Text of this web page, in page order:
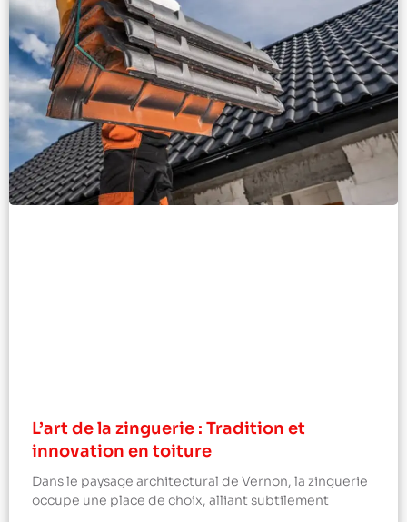
L’art de la zinguerie : Tradition et
innovation en toiture
Dans le paysage architectural de Vernon, la zinguerie
occupe une place de choix, alliant subtilement